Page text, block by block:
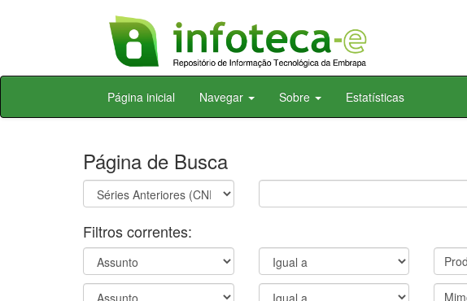
Skip
Página inicial Navegar Sobre Estatísticas
Página de Busca
Filtros correntes: